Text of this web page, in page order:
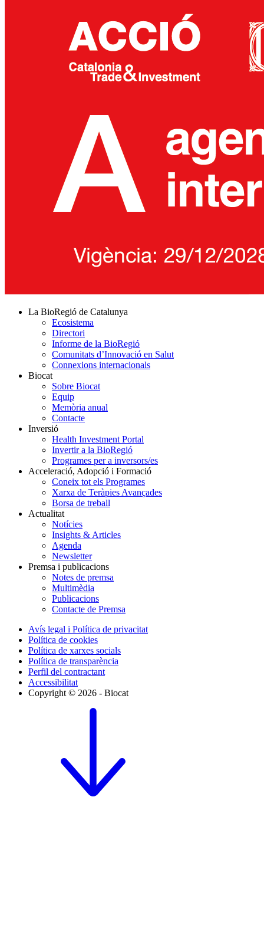
La BioRegió de Catalunya
Ecosistema
Directori
Informe de la BioRegió
Comunitats d’Innovació en Salut
Connexions internacionals
Biocat
Sobre Biocat
Equip
Memòria anual
Contacte
Inversió
Health Investment Portal
Invertir a la BioRegió
Programes per a inversors/es
Acceleració, Adopció i Formació
Coneix tot els Programes
Xarxa de Teràpies Avançades
Borsa de treball
Actualitat
Notícies
Insights & Articles
Agenda
Newsletter
Premsa i publicacions
Notes de premsa
Multimèdia
Publicacions
Contacte de Premsa
Avís legal i Política de privacitat
Política de cookies
Política de xarxes socials
Política de transparència
Perfil del contractant
Accessibilitat
Copyright © 2026 - Biocat